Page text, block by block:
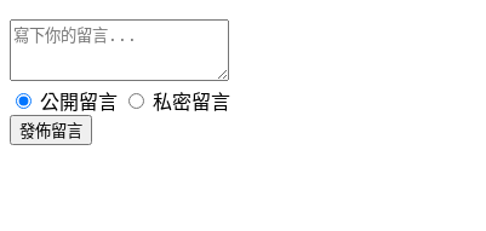
公開留言 私密留言
發佈留言